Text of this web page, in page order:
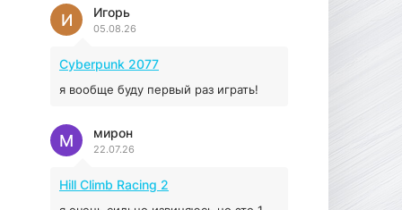
Prey
16.95 ГБ
Игорь
05.08.26
И
Cyberpunk 2077
я вообще буду первый раз играть!
мирон
22.07.26
М
Hill Climb Racing 2